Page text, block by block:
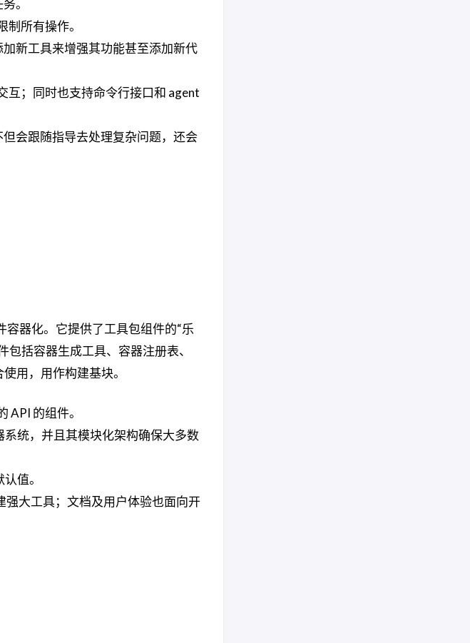
。
所有操作。
新工具来增强其功能甚至添加新代
互；同时也支持命令行接口和 agent
会跟随指导去处理复杂问题，还会
器化。它提供了工具包组件的“乐
括容器生成工具、容器注册表、
用，用作构建基块。
API 的组件。
统，并且其模块化架构确保大多数
值。
大工具；文档及用户体验也面向开